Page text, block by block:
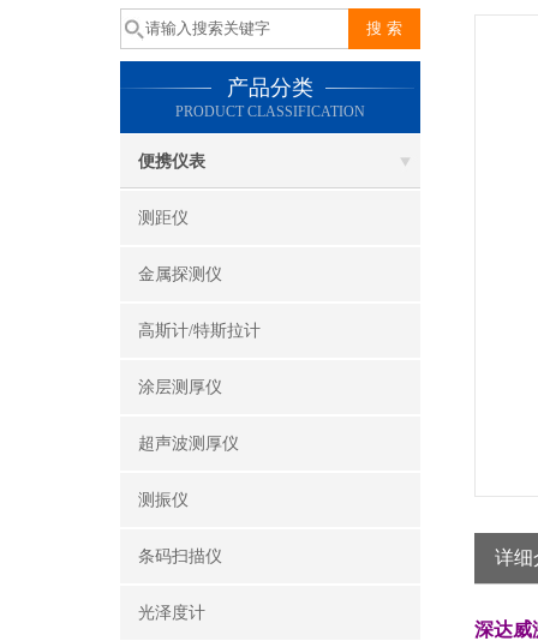
产品分类
PRODUCT CLASSIFICATION
便携仪表
测距仪
金属探测仪
高斯计/特斯拉计
涂层测厚仪
超声波测厚仪
测振仪
条码扫描仪
光泽度计
详细
深达威